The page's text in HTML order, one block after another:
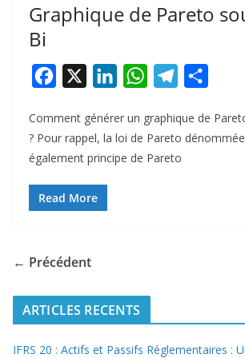
Graphique de Pareto
Bi
c
e
o
n
k
W
a
t
l
e
r
t
Comment générer un graphique de
? Pour rappel, la loi de Pareto dénommée
également principe de Pareto
Read More
← Précédent
ARTICLES RECENTS
IFRS 20 : Actifs et Passifs Réglementaires :